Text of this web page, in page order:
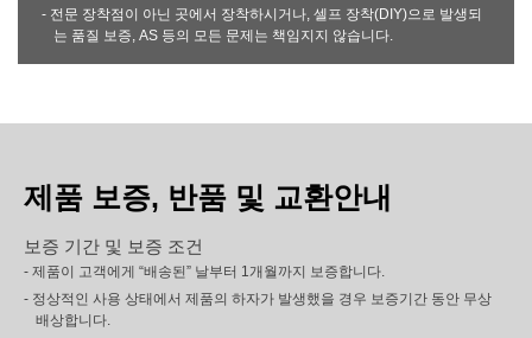
- 전문 장착점이 아닌 곳에서 장착하시거나, 셀프 장착(DIY)으로 발생되
는 품질 보증, AS 등의 모든 문제는 책임지지 않습니다.
제품 보증, 반품 및 교환안내
보증 기간 및 보증 조건
- 제품이 고객에게 “배송된” 날부터 1개월까지 보증합니다.
- 정상적인 사용 상태에서 제품의 하자가 발생했을 경우 보증기간 동안 무상
배상합니다.